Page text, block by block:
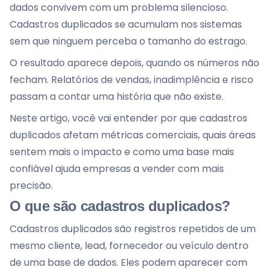
dados convivem com um problema silencioso.
Cadastros duplicados se acumulam nos sistemas
sem que ninguem perceba o tamanho do estrago.
O resultado aparece depois, quando os números não
fecham. Relatórios de vendas, inadimplência e risco
passam a contar uma história que não existe.
Neste artigo, você vai entender por que cadastros
duplicados afetam métricas comerciais, quais áreas
sentem mais o impacto e como uma base mais
confiável ajuda empresas a vender com mais
precisão.
O que são cadastros duplicados?
Cadastros duplicados são registros repetidos de um
mesmo cliente, lead, fornecedor ou veículo dentro
de uma base de dados. Eles podem aparecer com